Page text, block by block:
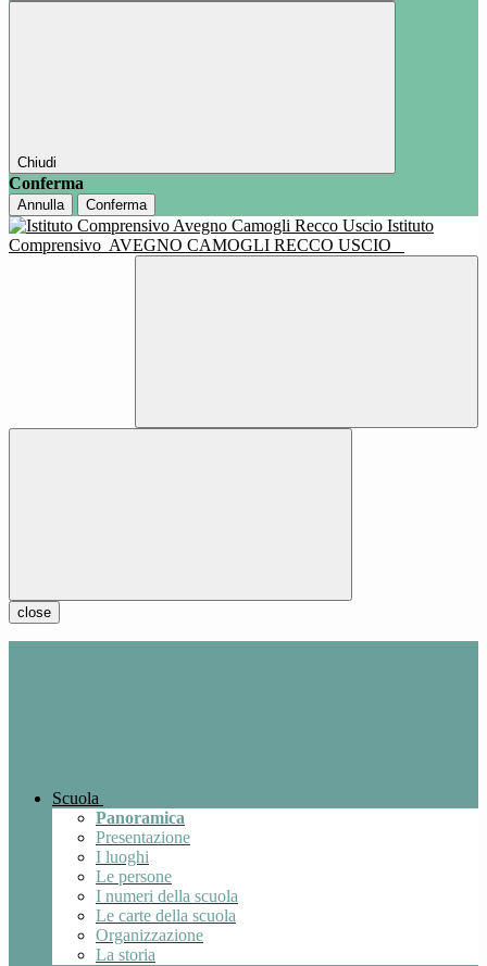
Chiudi
Conferma
Annulla Conferma
Istituto
Comprensivo AVEGNO CAMOGLI RECCO USCIO
close
Scuola
Panoramica
Presentazione
I luoghi
Le persone
I numeri della scuola
Le carte della scuola
Organizzazione
La storia